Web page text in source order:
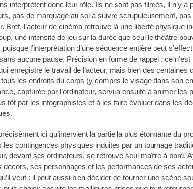
interprètent donc leur rôle. Ils ne sont pas filmés, il n’y a
pas de marquage au sol à suivre scrupuleusement, pas
Bref, l’acteur de cinéma retrouve là une liberté physique
une intensité de jeu sur la durée que seul le théâtre
puisque l’interprétation d’une séquence entière peut
aucune pause. Précision en forme de rappel : ce n’est
enregistre le travail de l’acteur, mais bien des centaines
tous les endroits du corps (y compris le visage dans son
capturée par l’ordinateur, servira ensuite à animer les
tôt par les infographistes et à les faire évoluer dans les
ici qu’intervient la partie la plus étonnante du
les contingences physiques induites par un tournage
devant ses ordinateurs, se retrouve seul maître à bord.
décors, ses personnages et les performances de ses
veut : il peut aussi bien décider de tourner une scène